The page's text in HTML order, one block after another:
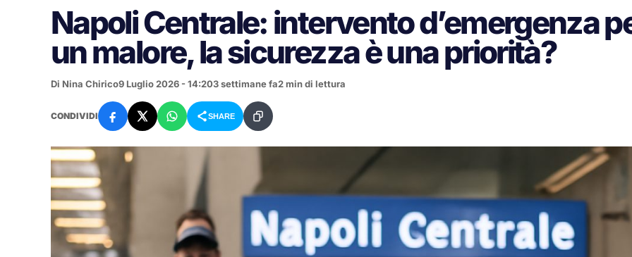
Napoli Centrale: intervento d’emergenza
un malore, la sicurezza è una priorità?
Di Nina Chirico9 Luglio 2026 - 14:203 settimane fa2 min di lettura
CONDIVIDI SHARE